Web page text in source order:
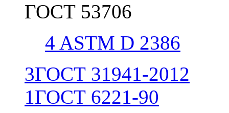
ГОСТ 53706
4 ASTM D 2386
3ГОСТ 31941-2012
1ГОСТ 6221-90